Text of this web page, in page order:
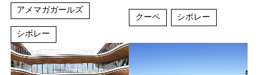
アメマガガールズ
シボレー
クーペ シボレー